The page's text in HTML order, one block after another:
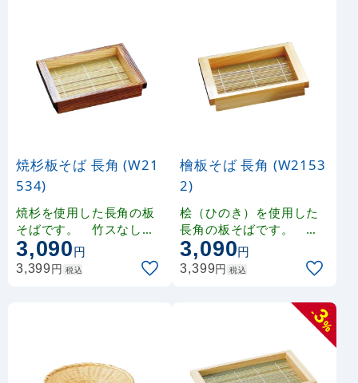
焼杉板そば 長角 (W21
534)
焼杉を使用した長角の板
そばです。 竹スなしで
は、料理箱としてもご使
用いただけます。
3,090円
3,399円 税込
檜板そば 長角 (W2153
2)
桧（ひのき）を使用した
長角の板そばです。 竹
スなしでは、料理箱とし
てもご使用いただけます
。
3,090円
3,399円 税込
-
3
%